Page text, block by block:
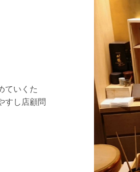
ていくた
すし店顧問